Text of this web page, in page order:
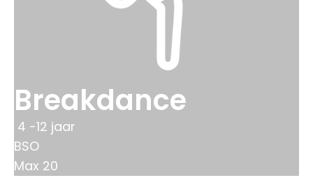
Breakdance
4 -12 jaar
BSO
Max 20